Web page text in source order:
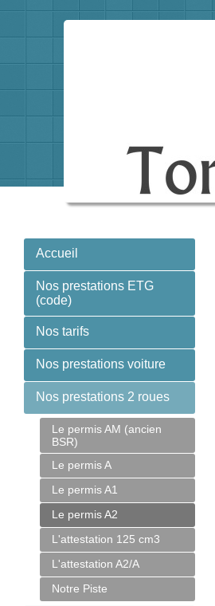
Accueil
Nos prestations ETG
(code)
Nos tarifs
Nos prestations voiture
Nos prestations 2 roues
Le permis AM (ancien
BSR)
Le permis A
Le permis A1
Le permis A2
L'attestation 125 cm3
L'attestation A2/A
Notre Piste